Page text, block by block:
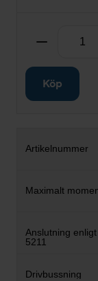
Ta bort
Köp